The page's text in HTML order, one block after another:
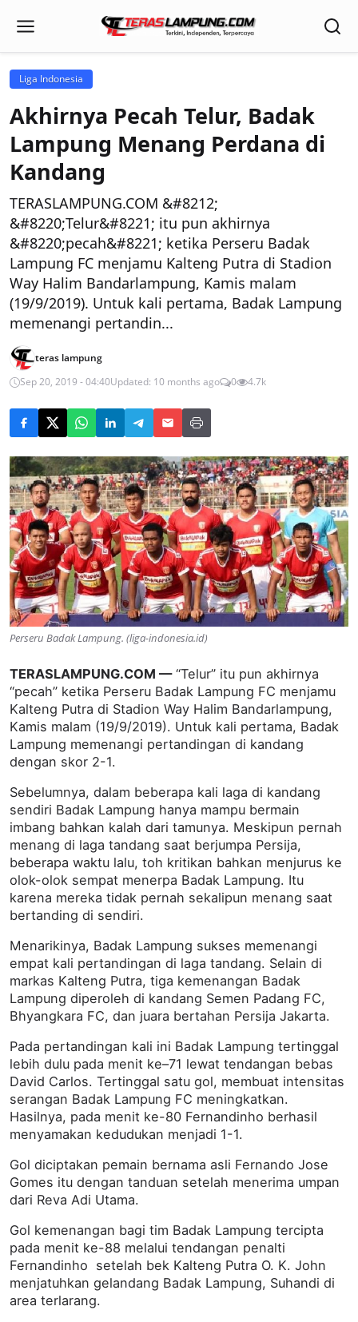
Liga Indonesia
Akhirnya Pecah Telur, Badak
Lampung Menang Perdana di
Kandang
TERASLAMPUNG.COM &#8212;
&#8220;Telur&#8221; itu pun akhirnya
&#8220;pecah&#8221; ketika Perseru Badak
Lampung FC menjamu Kalteng Putra di Stadion
Way Halim Bandarlampung, Kamis malam
(19/9/2019). Untuk kali pertama, Badak Lampung
memenangi pertandin...
teras lampung
Sep 20, 2019 - 04:40Updated: 10 months ago 0 4.7k
Perseru Badak Lampung. (liga-indonesia.id)
TERASLAMPUNG.COM —“Telur” itu pun akhirnya
“pecah” ketika Perseru Badak Lampung FC menjamu
Kalteng Putra di Stadion Way Halim Bandarlampung,
Kamis malam (19/9/2019). Untuk kali pertama, Badak
Lampung memenangi pertandingan di kandang
dengan skor 2-1.
Sebelumnya, dalam beberapa kali laga di kandang
sendiri Badak Lampung hanya mampu bermain
imbang bahkan kalah dari tamunya. Meskipun pernah
menang di laga tandang saat berjumpa Persija,
beberapa waktu lalu, toh kritikan bahkan menjurus ke
olok-olok sempat menerpa Badak Lampung. Itu
karena mereka tidak pernah sekalipun menang saat
bertanding di sendiri.
Menarikinya, Badak Lampung sukses memenangi
empat kali pertandingan di laga tandang. Selain di
markas Kalteng Putra, tiga kemenangan Badak
Lampung diperoleh di kandang Semen Padang FC,
Bhyangkara FC, dan juara bertahan Persija Jakarta.
Pada pertandingan kali ini Badak Lampung tertinggal
lebih dulu pada menit ke–71 lewat tendangan bebas
David Carlos. Tertinggal satu gol, membuat intensitas
serangan Badak Lampung FC meningkatkan.
Hasilnya, pada menit ke-80 Fernandinho berhasil
menyamakan kedudukan menjadi 1-1.
Gol diciptakan pemain bernama asli Fernando Jose
Gomes itu dengan tanduan setelah menerima umpan
dari Reva Adi Utama.
Gol kemenangan bagi tim Badak Lampung tercipta
pada menit ke-88 melalui tendangan penalti
Fernandinho setelah bek Kalteng Putra O. K. John
menjatuhkan gelandang Badak Lampung, Suhandi di
area terlarang.